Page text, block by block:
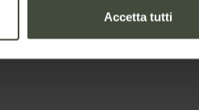
Accetta tutti